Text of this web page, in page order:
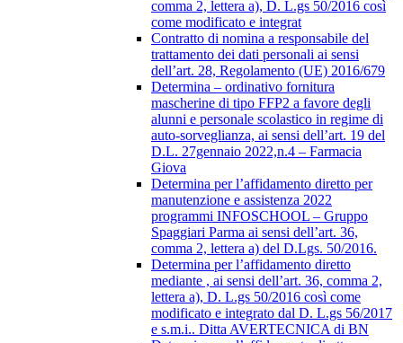
comma 2, lettera a), D. L.gs 50/2016 così
come modificato e integrat
Contratto di nomina a responsabile del
trattamento dei dati personali ai sensi
dell’art. 28, Regolamento (UE) 2016/679
Determina – ordinativo fornitura
mascherine di tipo FFP2 a favore degli
alunni e personale scolastico in regime di
auto-sorveglianza, ai sensi dell’art. 19 del
D.L. 27gennaio 2022,n.4 – Farmacia
Giova
Determina per l’affidamento diretto per
manutenzione e assistenza 2022
programmi INFOSCHOOL – Gruppo
Spaggiari Parma ai sensi dell’art. 36,
comma 2, lettera a) del D.Lgs. 50/2016.
Determina per l’affidamento diretto
mediante , ai sensi dell’art. 36, comma 2,
lettera a), D. L.gs 50/2016 così come
modificato e integrato dal D. L.gs 56/2017
e s.m.i.. Ditta AVERTECNICA di BN